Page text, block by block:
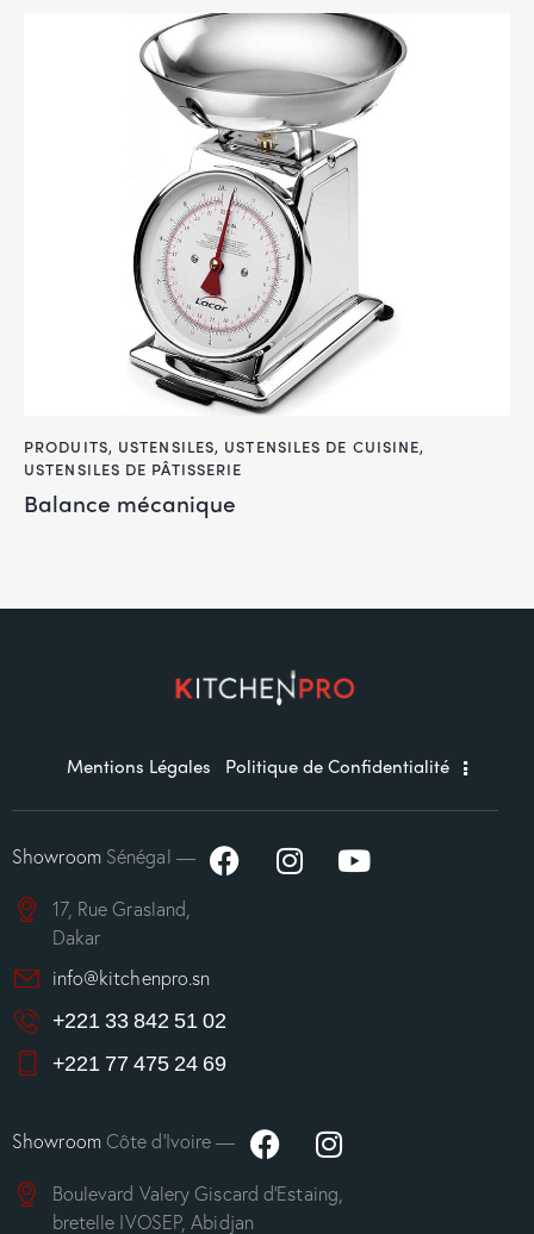
PRODUITS, USTENSILES, USTENSILES DE CUISINE,
USTENSILES DE PÂTISSERIE
Balance mécanique
Mentions Légales Politique de Confidentialité
ShowroomSénégal —
17, Rue Grasland,
Dakar
info@kitchenpro.sn
+221 33 842 51 02
+221 77 475 24 69
ShowroomCôte d’Ivoire —
Boulevard Valery Giscard d’Estaing,
bretelle IVOSEP, Abidjan